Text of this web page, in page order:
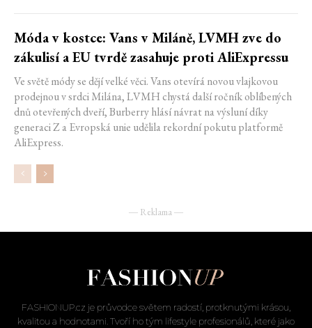
Móda v kostce: Vans v Miláně, LVMH zve do
zákulisí a EU tvrdě zasahuje proti AliExpressu
Ve světě módy se dějí velké věci. Vans otevírá novou vlajkovou
prodejnou v srdci Milána, LVMH chystá další ročník oblíbených
dnů otevřených dveří, Burberry hlásí návrat na výsluní díky
generaci Z a Evropská unie udělila rekordní pokutu platformě
AliExpress.
― Reklama ―
FASHIONUP.cz je průvodce světem radostí, protknutými krásou,
kvalitou a hodnotami. Tvoří ho tým lifestyle profesionálů, které jako